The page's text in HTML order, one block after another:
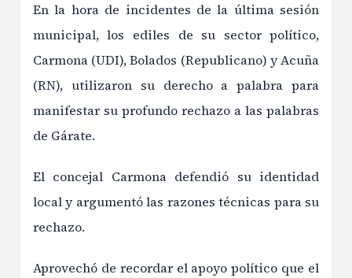
En la hora de incidentes de la última sesión
municipal, los ediles de su sector político,
Carmona (UDI), Bolados (Republicano) y Acuña
(RN), utilizaron su derecho a palabra para
manifestar su profundo rechazo a las palabras
de Gárate.
El concejal Carmona defendió su identidad
local y argumentó las razones técnicas para su
rechazo.
Aprovechó de recordar el apoyo político que el